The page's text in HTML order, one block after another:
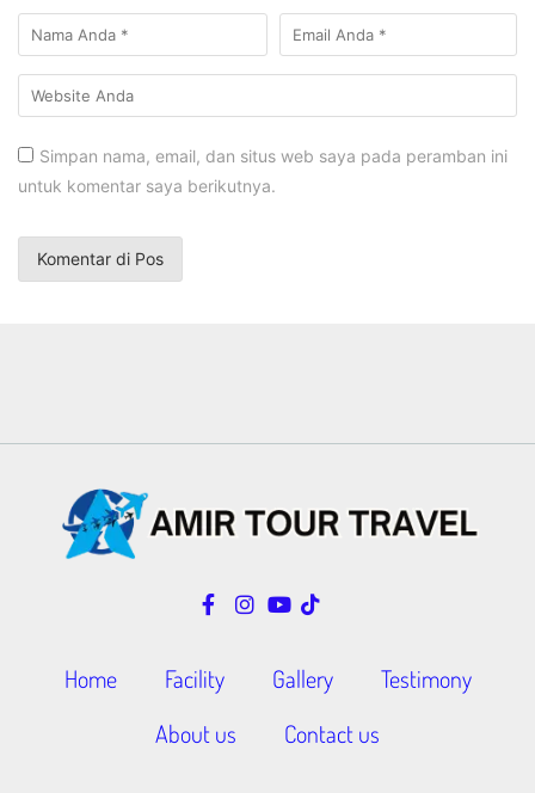
Simpan nama, email, dan situs web saya pada peramban ini
untuk komentar saya berikutnya.
Home Facility Gallery
Testimony
About us
Contact us